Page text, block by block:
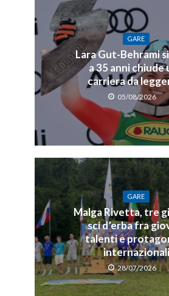
GARE
Lara Gut-Behrami
a 35 anni chiude
carriera da
05/08/2026
GARE
Malga Rivetta, tre
sci d’erba fra
talenti e
internazionali
28/07/2026